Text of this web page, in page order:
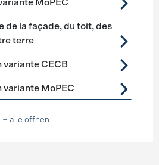
MoPEC
de la façade, du toit, des
terre
variante CECB
variante MoPEC
+ alle öffnen